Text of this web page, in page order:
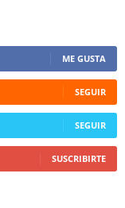
ME GUSTA
SEGUIR
SEGUIR
SUSCRIBIRTE